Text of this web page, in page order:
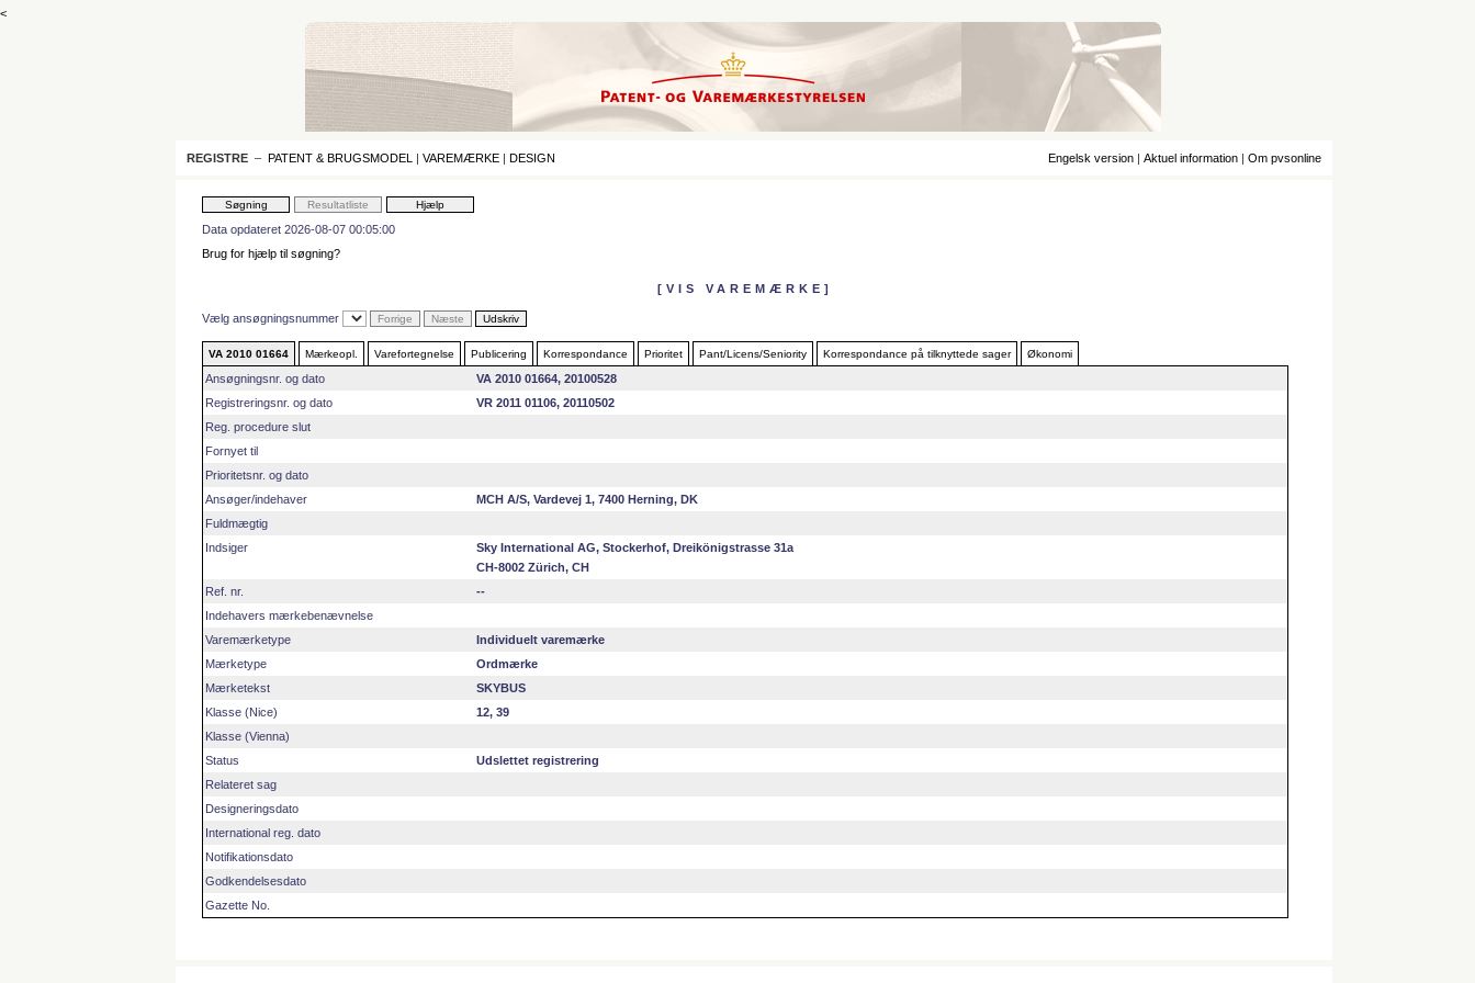
<
Engelsk version | Aktuel information | Om pvsonline
REGISTRE – PATENT & BRUGSMODEL | VAREMÆRKE | DESIGN
Data opdateret 2026-08-07 00:05:00
Brug for hjælp til søgning?
[VIS VAREMÆRKE]
Vælg ansøgningsnummer
VA 2010 01664 Mærkeopl. Varefortegnelse Publicering Korrespondance Prioritet Pant/Licens/Seniority Korrespondance på tilknyttede sager Økonomi
Ansøgningsnr. og dato
VA 2010 01664, 20100528
Registreringsnr. og dato
VR 2011 01106, 20110502
Reg. procedure slut
Fornyet til
Prioritetsnr. og dato
Ansøger/indehaver
MCH A/S, Vardevej 1, 7400 Herning, DK
Fuldmægtig
Indsiger
Sky International AG, Stockerhof, Dreikönigstrasse 31a
CH-8002 Zürich, CH
Ref. nr.
--
Indehavers mærkebenævnelse
Varemærketype
Individuelt varemærke
Mærketype
Ordmærke
Mærketekst
SKYBUS
Klasse (Nice)
12, 39
Klasse (Vienna)
Status
Udslettet registrering
Relateret sag
Designeringsdato
International reg. dato
Notifikationsdato
Godkendelsesdato
Gazette No.